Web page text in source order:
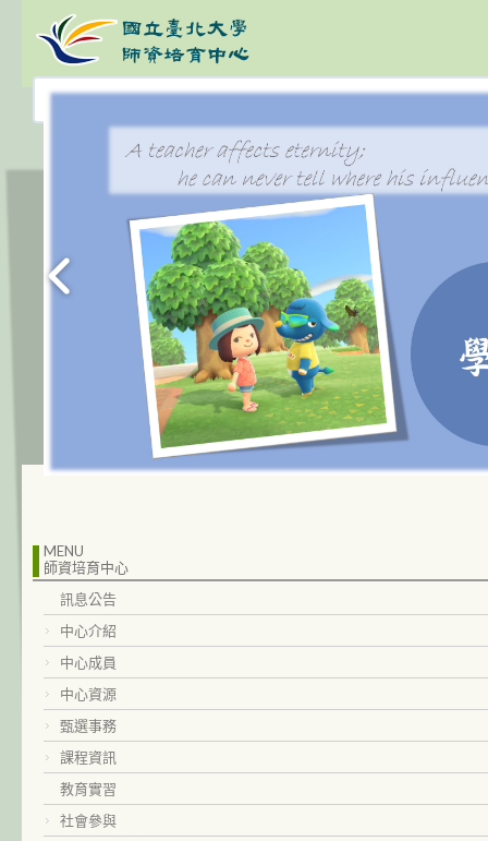
MENU
師資培育中心
訊息公告
中心介紹
中心成員
中心資源
甄選事務
課程資訊
教育實習
社會參與